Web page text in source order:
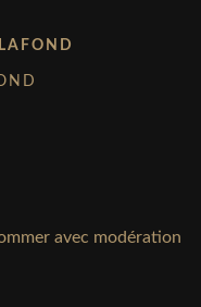
avec modération